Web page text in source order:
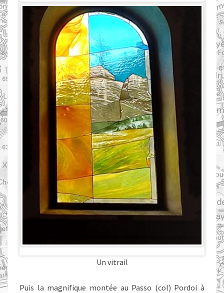
Un vitrail
Puis la magnifique montée au Passo (col) Pordoi à